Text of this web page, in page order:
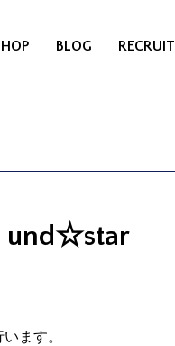
BLOG RECRUIT
und☆star
ます。